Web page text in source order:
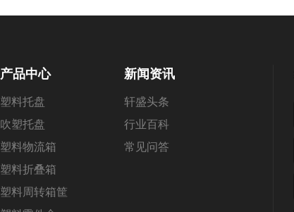
产品中心
塑料托盘
吹塑托盘
塑料物流箱
塑料折叠箱
塑料周转箱筐
新闻资讯
轩盛头条
行业百科
常见问答